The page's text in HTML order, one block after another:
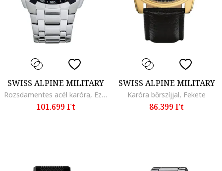
SWISS ALPINE MILITARY
Rozsdamentes acél karóra, Ezüstszín
101.699 Ft
SWISS ALPINE MILITARY
Karóra bőrszíjjal, Fekete
86.399 Ft